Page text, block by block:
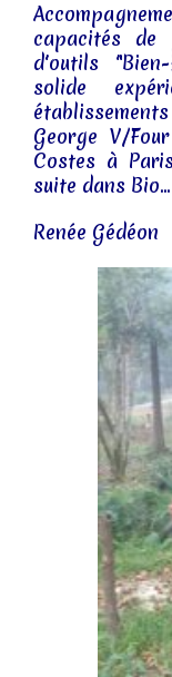
capacités de
d'outils
solide
George V/
Costes à
suite dans Bio...
Renée Gédéon